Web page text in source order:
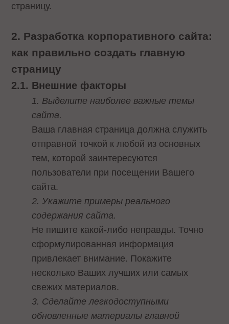
страницу.
2. Разработка корпоративного сайта:
как правильно создать главную
страницу
2.1. Внешние факторы
1. Выделите наиболее важные темы
сайта.
Ваша главная страница должна служить
отправной точкой к любой из основных
тем, которой заинтересуются
пользователи при посещении Вашего
сайта.
2. Укажите примеры реального
содержания сайта.
Не пишите какой-либо неправды. Точно
сформулированная информация
привлекает внимание. Покажите
несколько Ваших лучших или самых
свежих материалов.
3. Сделайте легкодоступными
обновленные материалы главной